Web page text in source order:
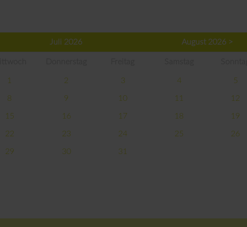
Juli 2026 August 2026 >
1 2 3 4 5
8 9 10 11 12
15 16 17 18 19
22 23 24 25 26
29 30 31